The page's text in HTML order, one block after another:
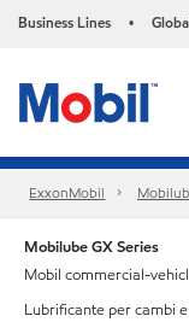
Business Lines •
ExxonMobil
Mobilube GX Series
Mobil commercial-
Lubrificante per cambi